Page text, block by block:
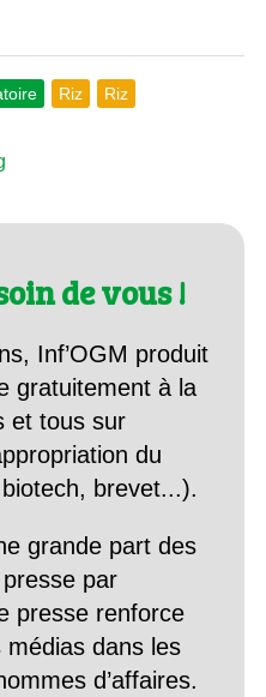
Riz Riz
de vous !
Inf’OGM produit
gratuitement à la
et tous sur
du
brevet...).
grande part des
par
presse renforce
médias dans les
d’affaires.